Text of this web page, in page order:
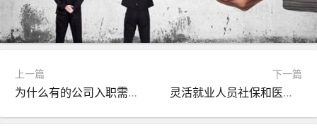
上一篇
为什么有的公司入职需要提供银行流水跟工资流水？
下一篇
灵活就业人员社保和医保必须同时缴纳吗？如何缴费